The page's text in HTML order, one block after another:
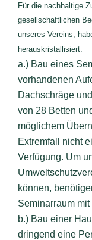
Für die nachhaltige
gesellschaftlichen
unseres Vereins,
herauskristallisiert:
a.) Bau eines
vorhandenen
Dachschräge
von 28 Betten
möglichem
Extremfall nicht
Verfügung. Um
können,
Seminarraum mit
b.) Bau einer
dringend eine